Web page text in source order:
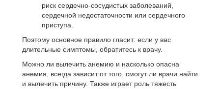
риск сердечно-сосудистых заболеваний,
сердечной недостаточности или сердечного
приступа.
Поэтому основное правило гласит: если у вас
длительные симптомы, обратитесь к врачу.
Можно ли вылечить анемию и насколько опасна
анемия, всегда зависит от того, смогут ли врачи найти
и вылечить причину. Также играет роль тяжесть